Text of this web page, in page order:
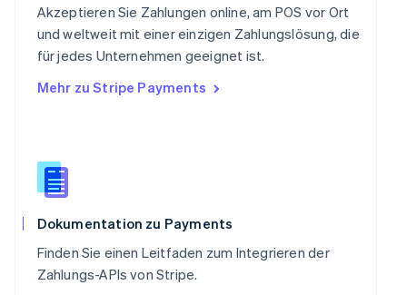
Akzeptieren Sie Zahlungen online, am POS vor Ort
und weltweit mit einer einzigen Zahlungslösung, die
für jedes Unternehmen geeignet ist.
Mehr zu Stripe Payments
Dokumentation zu Payments
Finden Sie einen Leitfaden zum Integrieren der
Zahlungs-APIs von Stripe.
Singapur
English 简体中文
Slowakei
English
Slowenien
English
Spanien
Español
Thailand
Tschechische Republik
English